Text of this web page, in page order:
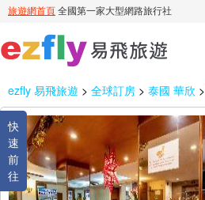
ezfly 易飛旅遊 > 全球訂房 > 泰國 華欣 >
快
速
前
往